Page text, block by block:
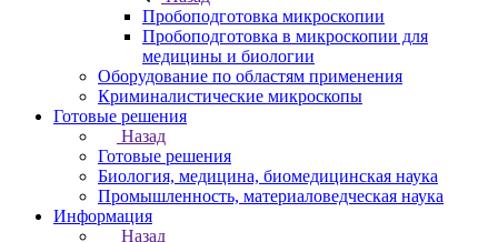
Пробоподготовка микроскопии
Пробоподготовка в микроскопии для
медицины и биологии
Оборудование по областям применения
Криминалистические микроскопы
Готовые решения
Назад
Готовые решения
Биология, медицина, биомедицинская наука
Промышленность, материаловедческая наука
Информация
Назад